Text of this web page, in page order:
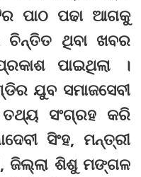
ପାଠ ପଢା ଆଗକୁ
ଚିନ୍ତିତ ଥିବା ଖବର
ପାଇଥିଲା ।
ଯୁବ ସମାଜସେବୀ
ସଂଗ୍ରହ କରି
ସିଂହ, ମନ୍ତ୍ରୀ
ଜିଲ୍ଲା ଶିଶୁ ମଙ୍ଗଳ